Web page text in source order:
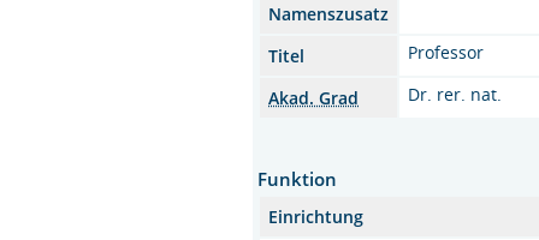
Namenszusatz
Titel
Professor
Akad. Grad
Dr. rer. nat.
Funktion
Einrichtung